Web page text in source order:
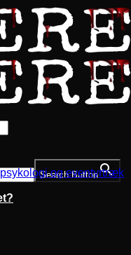
Search Button
og eventyrtræk